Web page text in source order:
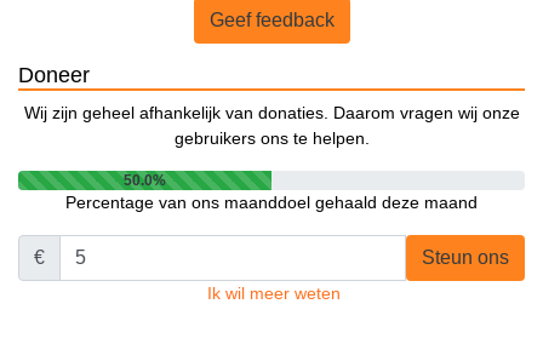
Geef feedback
Doneer
Wij zijn geheel afhankelijk van donaties. Daarom vragen wij onze
gebruikers ons te helpen.
50.0%
Percentage van ons maanddoel gehaald deze maand
€ Steun ons
Ik wil meer weten